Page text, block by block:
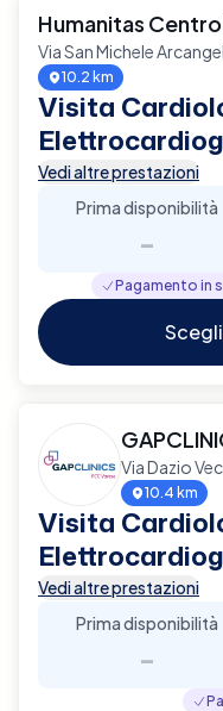
Humanitas
Via San Michele
10.2 km
Visita
Vedi altre prestazioni
Prima disponibilità
-
Pagamento in
Via Dazio
10.4 km
Visita
Vedi altre prestazioni
Prima disponibilità
-